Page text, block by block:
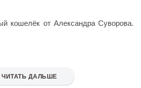
кошелёк от Александра Суворова.
ЧИТАТЬ ДАЛЬШЕ